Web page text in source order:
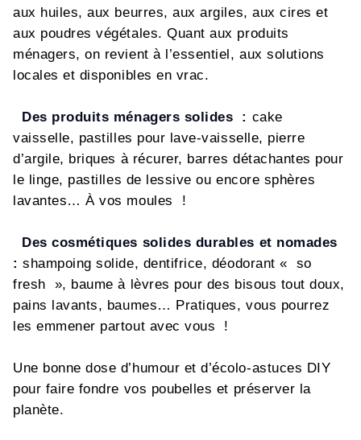
aux huiles, aux beurres, aux argiles, aux cires et
aux poudres végétales. Quant aux produits
ménagers, on revient à l’essentiel, aux solutions
locales et disponibles en vrac.
Des produits ménagers solides : cake
vaisselle, pastilles pour lave-vaisselle, pierre
d’argile, briques à récurer, barres détachantes pour
le linge, pastilles de lessive ou encore sphères
lavantes… À vos moules !
Des cosmétiques solides durables et nomades
: shampoing solide, dentifrice, déodorant « so
fresh », baume à lèvres pour des bisous tout doux,
pains lavants, baumes… Pratiques, vous pourrez
les emmener partout avec vous !
Une bonne dose d’humour et d’écolo-astuces DIY
pour faire fondre vos poubelles et préserver la
planète.